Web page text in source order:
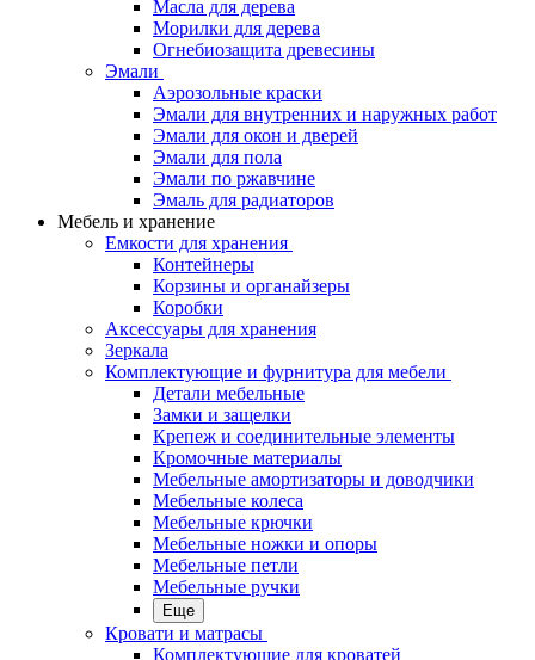
Масла для дерева
Морилки для дерева
Огнебиозащита древесины
Эмали
Аэрозольные краски
Эмали для внутренних и наружных работ
Эмали для окон и дверей
Эмали для пола
Эмали по ржавчине
Эмаль для радиаторов
Мебель и хранение
Емкости для хранения
Контейнеры
Корзины и органайзеры
Коробки
Аксессуары для хранения
Зеркала
Комплектующие и фурнитура для мебели
Детали мебельные
Замки и защелки
Крепеж и соединительные элементы
Кромочные материалы
Мебельные амортизаторы и доводчики
Мебельные колеса
Мебельные крючки
Мебельные ножки и опоры
Мебельные петли
Мебельные ручки
Еще
Кровати и матрасы
Комплектующие для кроватей